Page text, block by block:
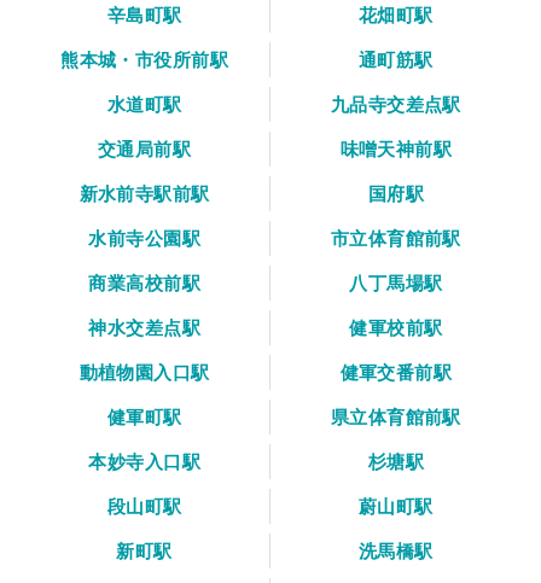
辛島町駅
花畑町駅
熊本城・市役所前駅
通町筋駅
水道町駅
九品寺交差点駅
交通局前駅
味噌天神前駅
新水前寺駅前駅
国府駅
水前寺公園駅
市立体育館前駅
商業高校前駅
八丁馬場駅
神水交差点駅
健軍校前駅
動植物園入口駅
健軍交番前駅
健軍町駅
県立体育館前駅
本妙寺入口駅
杉塘駅
段山町駅
蔚山町駅
新町駅
洗馬橋駅